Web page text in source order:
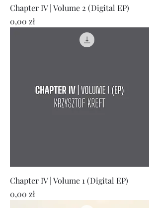
Chapter IV | Volume 2 (Digital EP)
Cena
0,00 zł
Chapter IV | Volume 1 (Digital EP)
Cena
0,00 zł